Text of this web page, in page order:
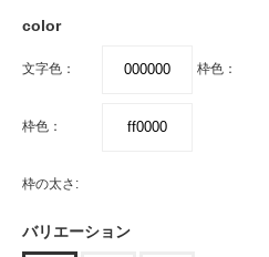
color
文字色： 枠色：
枠色：
枠の太さ:
バリエーション